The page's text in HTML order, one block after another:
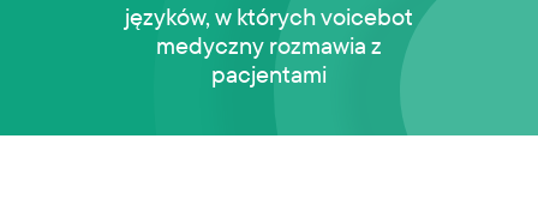
języków, w których voicebot
medyczny rozmawia z
pacjentami